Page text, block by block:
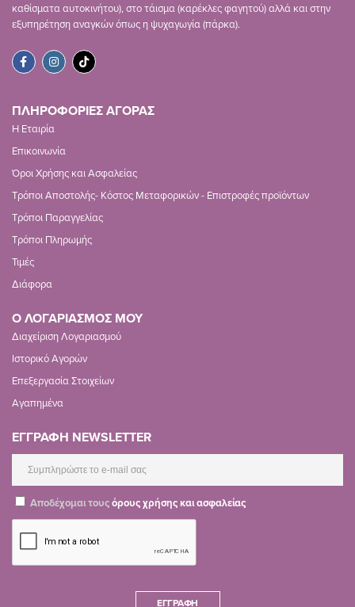
καθίσματα αυτοκινήτου), στο τάισμα (καρέκλες φαγητού) αλλά και στην
εξυπηρέτηση αναγκών όπως η ψυχαγωγία (πάρκα).
ΠΛΗΡΟΦΟΡΙΕΣ ΑΓΟΡΑΣ
Η Εταιρία
Επικοινωνία
Όροι Χρήσης και Ασφαλείας
Τρόποι Αποστολής- Κόστος Μεταφορικών - Επιστροφές προϊόντων
Τρόποι Παραγγελίας
Τρόποι Πληρωμής
Τιμές
Διάφορα
Ο ΛΟΓΑΡΙΑΣΜΟΣ ΜΟΥ
Διαχείριση Λογαριασμού
Ιστορικό Αγορών
Επεξεργασία Στοιχείων
Αγαπημένα
ΕΓΓΡΑΦΗ NEWSLETTER
Αποδέχομαι τουςόρους χρήσης και ασφαλείας
ΕΓΓΡΑΦΉ